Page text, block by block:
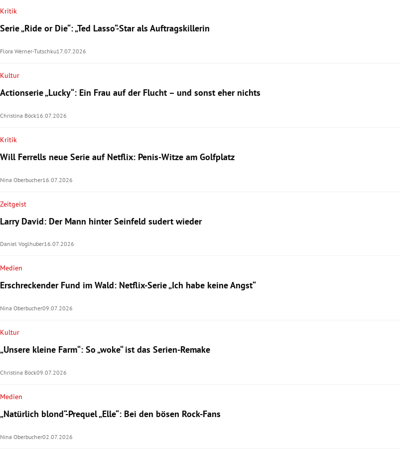
Kritik
Serie „Ride or Die“: „Ted Lasso“-Star als Auftragskillerin
Flora Werner-Tutschku17.07.2026
Kultur
Actionserie „Lucky“: Ein Frau auf der Flucht – und sonst eher nichts
Christina Böck16.07.2026
Kritik
Will Ferrells neue Serie auf Netflix: Penis-Witze am Golfplatz
Nina Oberbucher16.07.2026
Zeitgeist
Larry David: Der Mann hinter Seinfeld sudert wieder
Daniel Voglhuber16.07.2026
Medien
Erschreckender Fund im Wald: Netflix-Serie „Ich habe keine Angst“
Nina Oberbucher09.07.2026
Kultur
„Unsere kleine Farm“: So „woke“ ist das Serien-Remake
Christina Böck09.07.2026
Medien
„Natürlich blond“-Prequel „Elle“: Bei den bösen Rock-Fans
Nina Oberbucher02.07.2026